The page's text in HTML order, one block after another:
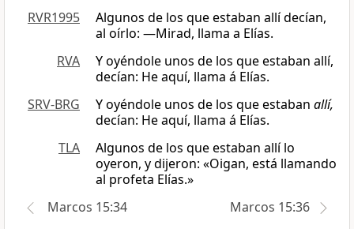
RVR1995
Algunos de los que estaban allí decían,
al oírlo: —Mirad, llama a Elías.
RVA
Y oyéndole unos de los que estaban allí,
decían: He aquí, llama á Elías.
SRV-BRG
Y oyéndole unos de los que estaban allí,
decían: He aquí, llama á Elías.
TLA
Algunos de los que estaban allí lo
oyeron, y dijeron: «Oigan, está llamando
al profeta Elías.»
Marcos 15:34
Marcos 15:36